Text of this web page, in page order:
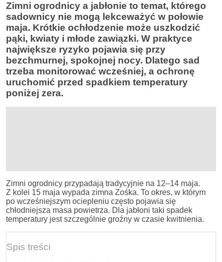
Zimni ogrodnicy a jabłonie to temat, którego
sadownicy nie mogą lekceważyć w połowie
maja. Krótkie ochłodzenie może uszkodzić
pąki, kwiaty i młode zawiązki. W praktyce
największe ryzyko pojawia się przy
bezchmurnej, spokojnej nocy. Dlatego sad
trzeba monitorować wcześniej, a ochronę
uruchomić przed spadkiem temperatury
poniżej zera.
Zimni ogrodnicy przypadają tradycyjnie na 12–14 maja.
Z kolei 15 maja wypada zimna Zośka. To okres, w którym
po wcześniejszym ociepleniu często pojawia się
chłodniejsza masa powietrza. Dla jabłoni taki spadek
temperatury jest szczególnie groźny w czasie kwitnienia.
Spis treści